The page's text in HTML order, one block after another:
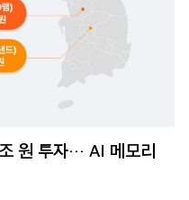
원 투자… AI 메모리